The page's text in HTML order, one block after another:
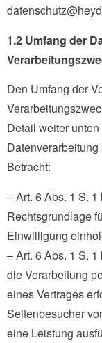
1.2 Umfang der
Den Umfang der
Detail weiter
Betracht:
– Art. 6 Abs. 1 S.
Rechtsgrundlage
Einwilligung
– Art. 6 Abs. 1 S.
die Verarbeitung
eines Vertrages
Seitenbesucher
eine Leistung